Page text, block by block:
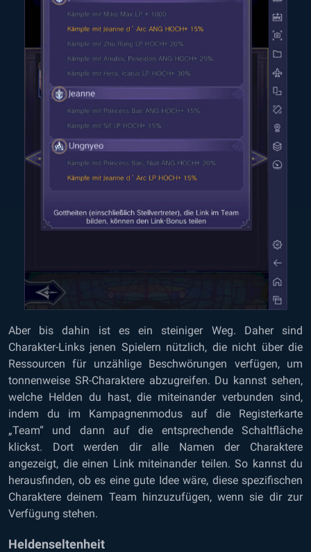
Aber bis dahin ist es ein steiniger Weg. Daher sind
Charakter-Links jenen Spielern nützlich, die nicht über die
Ressourcen für unzählige Beschwörungen verfügen, um
tonnenweise SR-Charaktere abzugreifen. Du kannst sehen,
welche Helden du hast, die miteinander verbunden sind,
indem du im Kampagnenmodus auf die Registerkarte
„Team“ und dann auf die entsprechende Schaltfläche
klickst. Dort werden dir alle Namen der Charaktere
angezeigt, die einen Link miteinander teilen. So kannst du
herausfinden, ob es eine gute Idee wäre, diese spezifischen
Charaktere deinem Team hinzuzufügen, wenn sie dir zur
Verfügung stehen.
Heldenseltenheit